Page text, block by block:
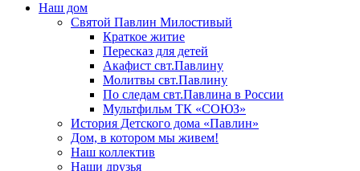
Наш дом
Святой Павлин Милостивый
Краткое житие
Пересказ для детей
Акафист свт.Павлину
Молитвы свт.Павлину
По следам свт.Павлина в России
Мультфильм ТК «СОЮЗ»
История Детского дома «Павлин»
Дом, в котором мы живем!
Наш коллектив
Наши друзья